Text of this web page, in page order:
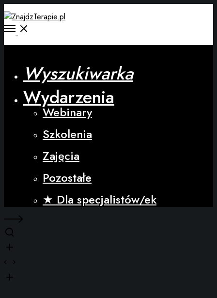
Wyszukiwarka
Wydarzenia
Webinary
Szkolenia
Zajęcia
Pozostałe
★ Dla specjalistów/ek